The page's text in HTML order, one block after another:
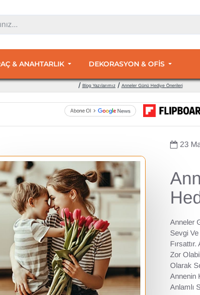
& ANAHTARLIK DEKORASYON & OFİS
Blog Yazılarımız Anneler Günü Hediye Önerileri
23
Anneler
Sevgi
Zor
Olarak
Annenin
Anlamlı